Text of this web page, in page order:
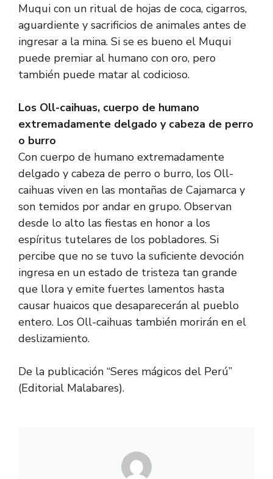
Muqui con un ritual de hojas de coca, cigarros,
aguardiente y sacrificios de animales antes de
ingresar a la mina. Si se es bueno el Muqui
puede premiar al humano con oro, pero
también puede matar al codicioso.
Los Oll-caihuas, cuerpo de humano
extremadamente delgado y cabeza de perro
o burro
Con cuerpo de humano extremadamente
delgado y cabeza de perro o burro, los Oll-
caihuas viven en las montañas de Cajamarca y
son temidos por andar en grupo. Observan
desde lo alto las fiestas en honor a los
espíritus tutelares de los pobladores. Si
percibe que no se tuvo la suficiente devoción
ingresa en un estado de tristeza tan grande
que llora y emite fuertes lamentos hasta
causar huaicos que desaparecerán al pueblo
entero. Los Oll-caihuas también morirán en el
deslizamiento.
De la publicación “Seres mágicos del Perú”
(Editorial Malabares).